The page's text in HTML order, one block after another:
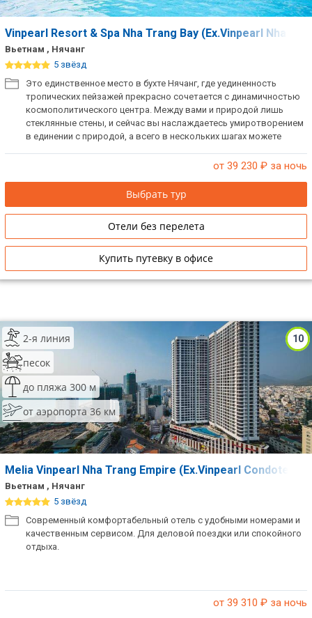
Vinpearl Resort & Spa Nha Trang Bay (Ex.Vinpearl Nha
Вьетнам , Нячанг
5 звёзд
Это единственное место в бухте Нячанг, где уединенность
тропических пейзажей прекрасно сочетается с динамичностью
космополитического центра. Между вами и природой лишь
стеклянные стены, и сейчас вы наслаждаетесь умиротворением
в единении с природой, а всего в нескольких шагах можете
одного основного здания и комплекса вилл.от 39 230 ₽ за ночь
Выбрать тур
Отели без перелета
Купить путевку в офисе
10
2-я линия
песок
до пляжа 300 м
от аэропорта 36 км
Melia Vinpearl Nha Trang Empire (Ex.Vinpearl Condotel
Вьетнам , Нячанг
5 звёзд
Современный комфортабельный отель с удобными номерами и
качественным сервисом. Для деловой поездки или спокойного
отдыха.
от 39 310 ₽ за ночь